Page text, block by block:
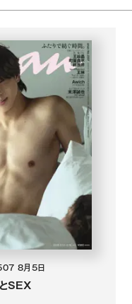
8月5日
SEX